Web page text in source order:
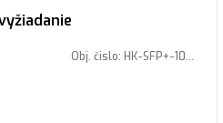
Channel, možnosť pripojenia
Obj. čislo: HK-SFP+-10G-20-1330